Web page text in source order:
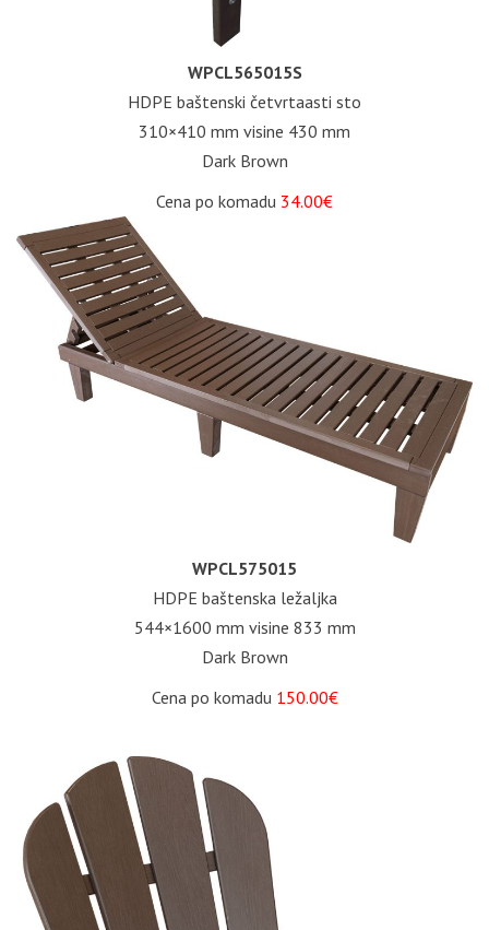
WPCL565015S
HDPE baštenski četvrtaasti sto
310×410 mm visine 430 mm
Dark Brown
Cena po komadu 34.00€
WPCL575015
HDPE baštenska ležaljka
544×1600 mm visine 833 mm
Dark Brown
Cena po komadu 150.00€